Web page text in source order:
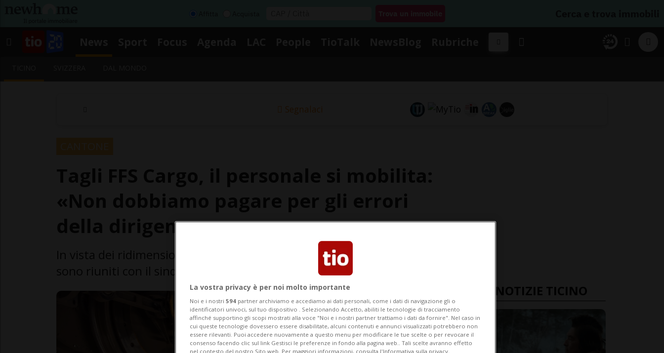
Segnalaci
della dirigenza»
In vista dei ridimensionamenti previsti dalle Ferrovie, i dipendenti si
sono riuniti con il sindacato SEV. Ecco cosa ne è emerso.
ULTIME NOTIZIE TICINO
La vostra privacy è per noi molto importante
Noi e i nostri 594 partner archiviamo e accediamo ai dati personali, come i dati di navigazione gli o
identificatori univoci, sul tuo dispositivo . Selezionando Accetto, abiliti le tecnologie di tracciamento
affinché supportino gli scopi mostrati alla voce "Noi e i nostri partner trattiamo i dati da fornire". Nel caso in
cui queste tecnologie dovessero essere disabilitate, alcuni contenuti e annunci visualizzati potrebbero non
essere rilevanti. Puoi accedere nuovamente a questo menu per modificare le tue scelte o per revocare il
consenso facendo clic sul link Gestisci le preferenze in fondo alla pagina web.. Tali scelte avranno effetto
nel contesto del nostro Sito web. Per maggiori informazioni, consulta l'Informativa sulla privacy.